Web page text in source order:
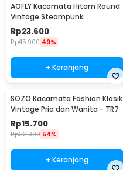
AOFLY Kacamata Hitam Round
Vintage Steampunk
Sunglasses
Rp23.600
Rp45.900 49%
+ Keranjang
SOZO Kacamata Fashion Klasik
Vintage Pria dan Wanita - TR7
Rp15.700
Rp33.900 54%
+ Keranjang